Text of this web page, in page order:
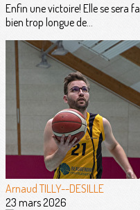
Enfin une victoire! Elle se sera
bien trop longue de...
Arnaud TILLY--DESILLE
23 mars 2026